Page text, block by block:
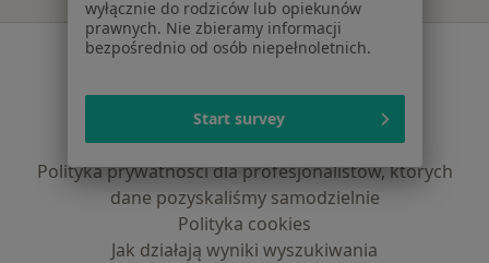
Serwis
Regulamin
Polityka prywatności pacjentów
Polityka prywatności profesjonalistów
Polityka prywatności dla profesjonalistów, których
dane pozyskaliśmy samodzielnie
Polityka cookies
Jak działają wyniki wyszukiwania
wyłącznie do rodziców lub opiekunów
prawnych. Nie zbieramy informacji
bezpośrednio od osób niepełnoletnich.
Start survey